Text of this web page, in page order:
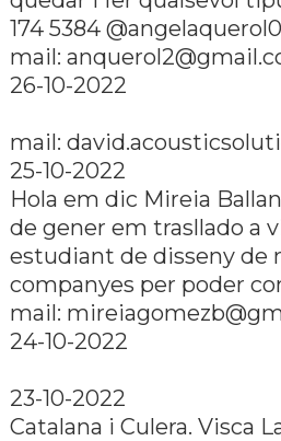
174 5384
mail:
26-10-2022
mail:
25-10-2022
Hola em dic Mireia
de gener em trasllado a
estudiant de disseny de
companyes per poder
mail:
24-10-2022
23-10-2022
Catalana i Culera. Visca